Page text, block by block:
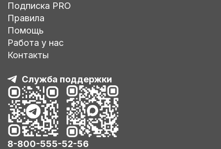
Подписка PRO
Правила
Помощь
Работа у нас
Контакты
Служба поддержки
8-800-555-52-56